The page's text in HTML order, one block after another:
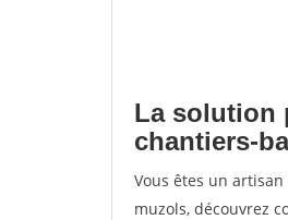
La solution
chantiers-
Vous êtes un
muzols, découvrez